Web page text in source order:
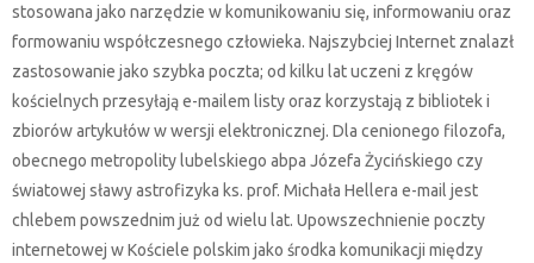
stosowana jako narzędzie w komunikowaniu się, informowaniu oraz
formowaniu współczesnego człowieka. Najszybciej Internet znalazł
zastosowanie jako szybka poczta; od kilku lat uczeni z kręgów
kościelnych przesyłają e-mailem listy oraz korzystają z bibliotek i
zbiorów artykułów w wersji elektronicznej. Dla cenionego filozofa,
obecnego metropolity lubelskiego abpa Józefa Życińskiego czy
światowej sławy astrofizyka ks. prof. Michała Hellera e-mail jest
chlebem powszednim już od wielu lat. Upowszechnienie poczty
internetowej w Kościele polskim jako środka komunikacji między